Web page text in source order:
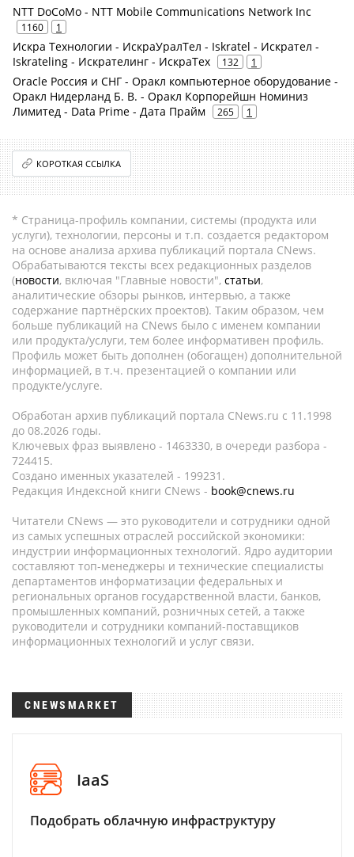
NTT DoCoMo - NTT Mobile Communications Network Inc
1160 1
Искра Технологии - ИскраУралТел - Iskratel - Искрател -
Iskrateling - Искрателинг - ИскраТех
132 1
Oracle Россия и СНГ - Оракл компьютерное оборудование -
Оракл Нидерланд Б. В. - Оракл Корпорейшн Номиниз
Лимитед - Data Prime - Дата Прайм
265 1
КОРОТКАЯ ССЫЛКА
* Страница-профиль компании, системы (продукта или
услуги), технологии, персоны и т.п. создается редактором
на основе анализа архива публикаций портала CNews.
Обрабатываются тексты всех редакционных разделов
(новости, включая "Главные новости", статьи,
аналитические обзоры рынков, интервью, а также
содержание партнёрских проектов). Таким образом, чем
больше публикаций на CNews было с именем компании
или продукта/услуги, тем более информативен профиль.
Профиль может быть дополнен (обогащен) дополнительной
информацией, в т.ч. презентацией о компании или
продукте/услуге.
Обработан архив публикаций портала CNews.ru c 11.1998
до 08.2026 годы.
Ключевых фраз выявлено - 1463330, в очереди разбора -
724415.
Создано именных указателей - 199231.
Редакция Индексной книги CNews - book@cnews.ru
Читатели CNews — это руководители и сотрудники одной
из самых успешных отраслей российской экономики:
индустрии информационных технологий. Ядро аудитории
составляют топ-менеджеры и технические специалисты
департаментов информатизации федеральных и
региональных органов государственной власти, банков,
промышленных компаний, розничных сетей, а также
руководители и сотрудники компаний-поставщиков
информационных технологий и услуг связи.
CNEWSMARKET
IaaS
Подобрать облачную инфраструктуру